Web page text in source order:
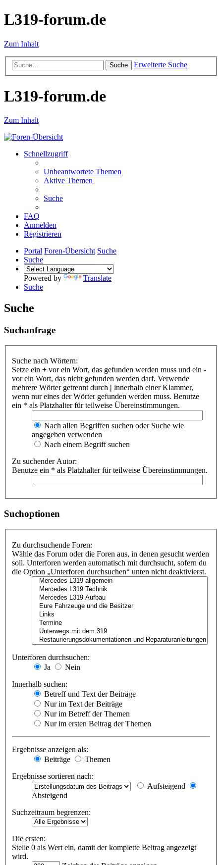
L319-forum.de
Zum Inhalt
Suche Erweiterte Suche
L319-forum.de
Zum Inhalt
Schnellzugriff
Unbeantwortete Themen
Aktive Themen
Suche
FAQ
Anmelden
Registrieren
Portal Foren-Übersicht Suche
Suche
Powered by
Translate
Suche
Suche
Suchanfrage
Suche nach Wörtern:
Setze ein + vor ein Wort, das gefunden werden muss und ein -
vor ein Wort, das nicht gefunden werden darf. Verwende
mehrere Wörter getrennt durch
innerhalb einer Klammer,
wenn nur eines der Wörter gefunden werden muss. Benutze
ein * als Platzhalter für teilweise Übereinstimmungen.
Nach allen Begriffen suchen oder Suche wie
angegeben verwenden
Nach einem Begriff suchen
Zu suchender Autor:
Benutze ein * als Platzhalter für teilweise Übereinstimmungen.
Suchoptionen
Zu durchsuchende Foren:
Wähle das Forum oder die Foren aus, in denen gesucht werden
soll. Unterforen werden automatisch mit durchsucht, sofern du
die Option „Unterforen durchsuchen“ unten nicht deaktivierst.
Unterforen durchsuchen:
Ja
Nein
Innerhalb suchen:
Betreff und Text der Beiträge
Nur im Text der Beiträge
Nur im Betreff der Themen
Nur im ersten Beitrag der Themen
Ergebnisse anzeigen als:
Beiträge
Themen
Ergebnisse sortieren nach:
Aufsteigend
Absteigend
Suchzeitraum begrenzen:
Die ersten:
Stelle 0 als Wert ein, damit der komplette Beitrag angezeigt
wird.